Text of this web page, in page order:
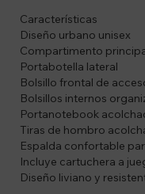
Características
Diseño urbano unisex
Compartimento
Portabotella lateral
Bolsillo frontal de
Bolsillos internos
Portanotebook
Tiras de hombro
Espalda confortable
Incluye cartuchera a
Diseño liviano y